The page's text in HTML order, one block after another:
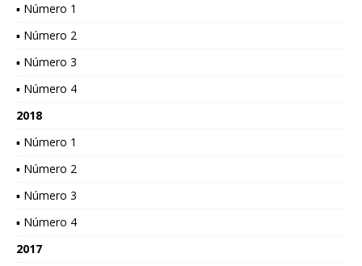
▪ Número 1
▪ Número 2
▪ Número 3
▪ Número 4
2018
▪ Número 1
▪ Número 2
▪ Número 3
▪ Número 4
2017